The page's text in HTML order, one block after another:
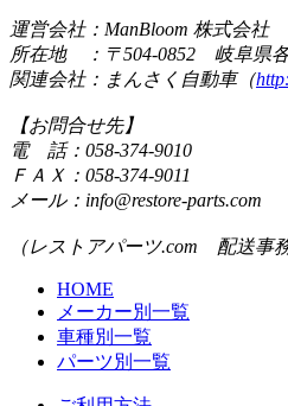
運営会社：ManBloom 株式会社
所在地 ：〒504-0852 岐阜県
関連会社：まんさく自動車（
【お問合せ先】
電 話：058-374-9010
ＦＡＸ：058-374-9011
メール：info@restore-parts.com
（レストアパーツ.com 配送事務
HOME
メーカー別一覧
車種別一覧
パーツ別一覧